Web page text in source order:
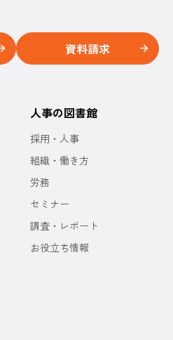
資料請求
人事の図書館
採用・人事
組織・働き方
労務
セミナー
調査・レポート
お役立ち情報